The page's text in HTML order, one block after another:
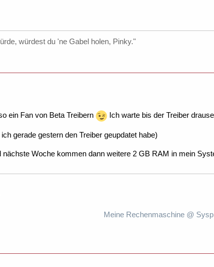
würdest du 'ne Gabel holen, Pinky."
ein Fan von Beta Treibern Ich warte bis der Treiber
gerade gestern den Treiber geupdatet habe)
nächste Woche kommen dann weitere 2 GB RAM in mein
Meine Rechenmaschine @